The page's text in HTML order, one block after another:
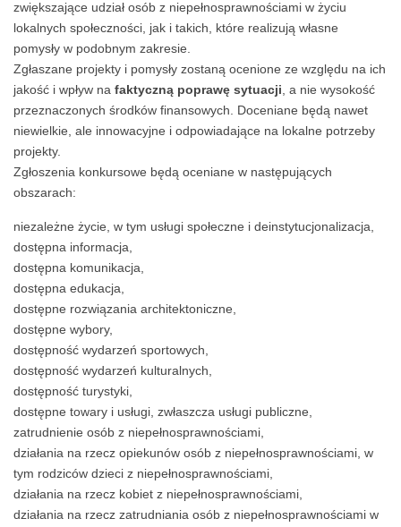
zwiększające udział osób z niepełnosprawnościami w życiu
lokalnych społeczności, jak i takich, które realizują własne
pomysły w podobnym zakresie.
Zgłaszane projekty i pomysły zostaną ocenione ze względu na ich
jakość i wpływ na faktyczną poprawę sytuacji, a nie wysokość
przeznaczonych środków finansowych. Doceniane będą nawet
niewielkie, ale innowacyjne i odpowiadające na lokalne potrzeby
projekty.
Zgłoszenia konkursowe będą oceniane w następujących
obszarach:
niezależne życie, w tym usługi społeczne i deinstytucjonalizacja,
dostępna informacja,
dostępna komunikacja,
dostępna edukacja,
dostępne rozwiązania architektoniczne,
dostępne wybory,
dostępność wydarzeń sportowych,
dostępność wydarzeń kulturalnych,
dostępność turystyki,
dostępne towary i usługi, zwłaszcza usługi publiczne,
zatrudnienie osób z niepełnosprawnościami,
działania na rzecz opiekunów osób z niepełnosprawnościami, w
tym rodziców dzieci z niepełnosprawnościami,
działania na rzecz kobiet z niepełnosprawnościami,
działania na rzecz zatrudniania osób z niepełnosprawnościami w